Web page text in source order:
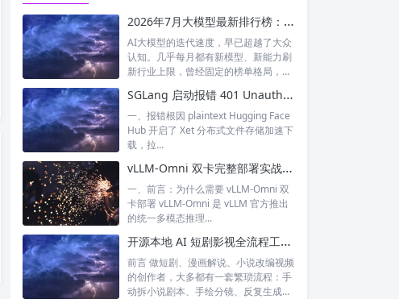
2026年7月大模型最新排行榜：神仙打架！国产模型正式跻身全球第一梯队
AI大模型的迭代速度，早已超越了大众
认知。几乎每月都有新模型、新能力刷
新行业上限，曾经固定的榜单格局，如
SGLang 启动报错 401 Unauthorized XET CAS 鉴权失败 完整排查与解决
一、报错根因 plaintext Hugging Face
Hub 开启了 Xet 分布式文件存储加速下
载，拉...
vLLM-Omni 双卡完整部署实战：多模态 / 文生图 / 文生视频双卡张量并行落地指南
一、前言：为什么需要 vLLM-Omni 双
卡部署 vLLM-Omni 是 vLLM 官方推出
的统一多模态推理...
开源本地 AI 短剧影视全流程工具｜waoowaoo 完整测评，小说一键生成成片
前言 做短剧、漫画解说、小说改编视频
的创作者，大多都有一套繁琐流程：手
动拆小说剧本、手绘分镜、反复生成统